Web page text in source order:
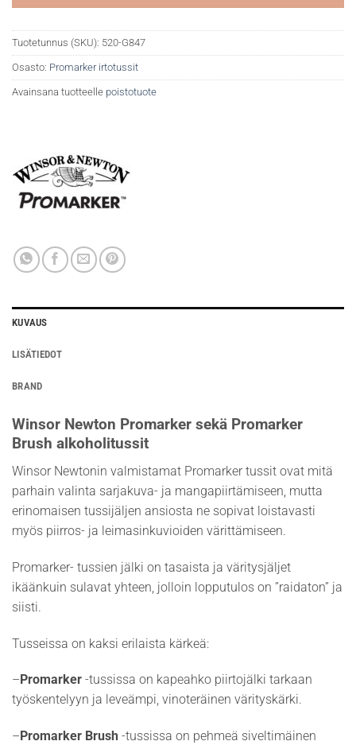
Tuotetunnus (SKU): 520-G847
Osasto: Promarker irtotussit
Avainsana tuotteelle poistotuote
KUVAUS
LISÄTIEDOT
BRAND
Winsor Newton Promarker sekä Promarker
Brush alkoholitussit
Winsor Newtonin valmistamat Promarker tussit ovat mitä
parhain valinta sarjakuva- ja mangapiirtämiseen, mutta
erinomaisen tussijäljen ansiosta ne sopivat loistavasti
myös piirros- ja leimasinkuvioiden värittämiseen.
Promarker- tussien jälki on tasaista ja väritysjäljet
ikäänkuin sulavat yhteen, jolloin lopputulos on ”raidaton” ja
siisti.
Tusseissa on kaksi erilaista kärkeä:
– Promarker -tussissa on kapeahko piirtojälki tarkaan
työskentelyyn ja leveämpi, vinoteräinen värityskärki.
–Promarker Brush -tussissa on pehmeä siveltimäinen